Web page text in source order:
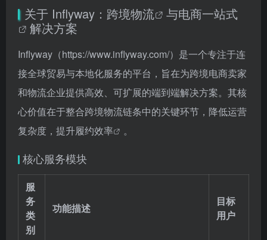
关于 Inflyway： 跨境物流 与电商一站式
解决方案
Inflyway（https://www.inflyway.com/）是一个专注于连
接全球贸易与本地化服务的平台，旨在为跨境电商卖家
和物流企业提供高效、可扩展的端到端解决方案。其核
心价值在于整合跨境物流链条中的关键环节，降低运营
复杂度，提升履约效率
。
核心服务模块
服
务
类
别
功能描述
目标
用户